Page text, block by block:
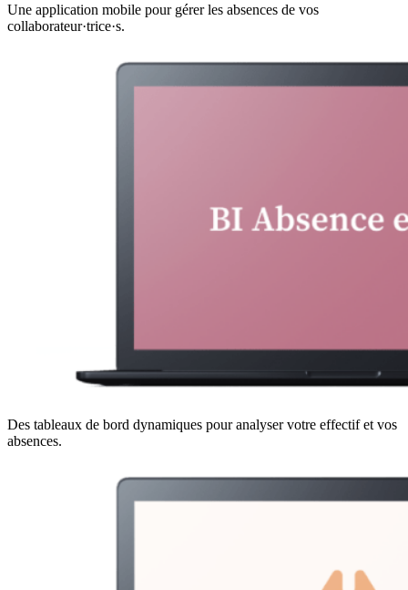
Une application mobile pour gérer les absences de vos
collaborateur·trice·s.
Des tableaux de bord dynamiques pour analyser votre effectif et vos
absences.